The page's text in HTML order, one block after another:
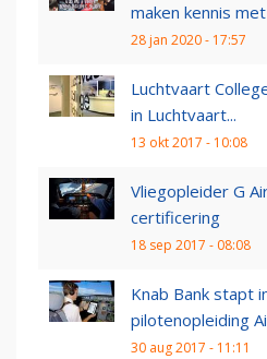
maken kennis
28 jan 2020 - 17:57
Luchtvaart
in Luchtvaart...
13 okt 2017 - 10:08
Vliegopleider G
certificering
18 sep 2017 - 08:08
Knab Bank stapt
pilotenopleiding
30 aug 2017 - 11:11